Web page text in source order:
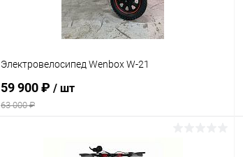
Электровелосипед Wenbox W-21
59 900 ₽ / шт
63 000 ₽
В корзину